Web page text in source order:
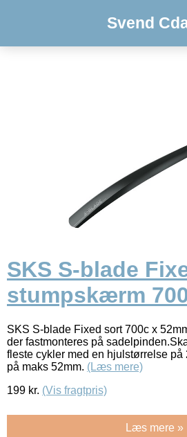
Svend
SKS S-blade
stumpskærm
SKS S-blade Fixed sort 700c x
der fastmonteres på
fleste cykler med en hjulstørrelse
på maks 52mm. (Læs mere)
199 kr. (Vis fragtpris)
Læs mere »